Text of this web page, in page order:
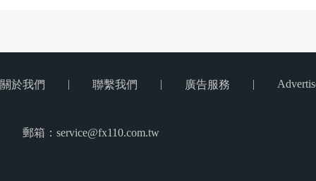
關於我們 | 聯繫我們 | 廣告服務 |
郵箱：service@fx110.com.tw